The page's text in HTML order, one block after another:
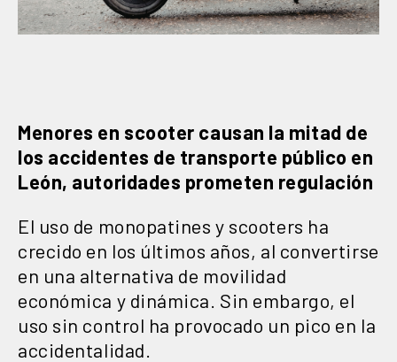
Menores en scooter causan la mitad de
los accidentes de transporte público en
León, autoridades prometen regulación
El uso de monopatines y scooters ha
crecido en los últimos años, al convertirse
en una alternativa de movilidad
económica y dinámica. Sin embargo, el
uso sin control ha provocado un pico en la
accidentalidad.